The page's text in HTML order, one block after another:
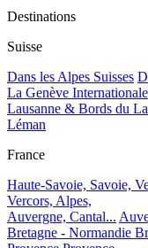
Destinations
Suisse
Dans les Alpes Suisses
La Genève Internationale
Lausanne & Bords du
Léman
France
Haute-Savoie, Savoie,
Vercors, Alpes,
Auvergne, Cantal...
Bretagne - Normandie